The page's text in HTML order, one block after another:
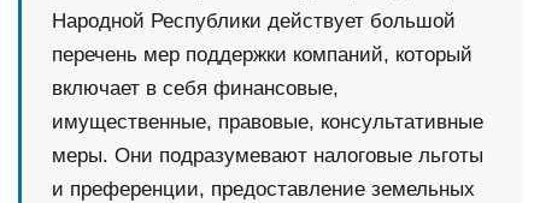
Народной Республики действует большой
перечень мер поддержки компаний, который
включает в себя финансовые,
имущественные, правовые, консультативные
меры. Они подразумевают налоговые льготы
и преференции, предоставление земельных